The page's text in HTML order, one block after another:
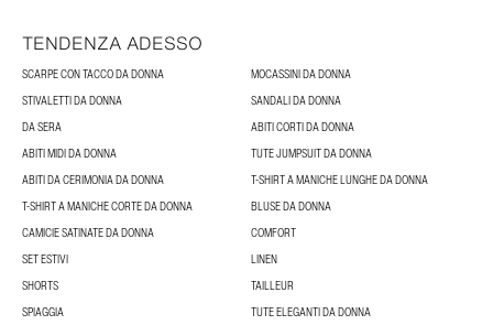
TENDENZA ADESSO
SCARPE CON TACCO DA DONNA
MOCASSINI DA DONNA
STIVALETTI DA DONNA
SANDALI DA DONNA
DA SERA
ABITI CORTI DA DONNA
ABITI MIDI DA DONNA
TUTE JUMPSUIT DA DONNA
ABITI DA CERIMONIA DA DONNA
T-SHIRT A MANICHE LUNGHE DA DONNA
T-SHIRT A MANICHE CORTE DA DONNA
BLUSE DA DONNA
CAMICIE SATINATE DA DONNA
COMFORT
SET ESTIVI
LINEN
SHORTS
TAILLEUR
SPIAGGIA
TUTE ELEGANTI DA DONNA